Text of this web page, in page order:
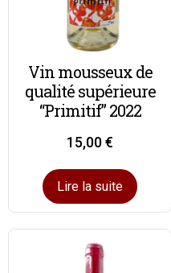
Vin mousseux de
qualité supérieure
“Primitif” 2022
15,00€
Lire la suite